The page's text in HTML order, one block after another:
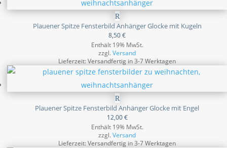
Plauener Spitze Fensterbild Anhänger Glocke mit Kugeln
8,50€
Enthält 19% MwSt.
zzgl.Versand
Lieferzeit: Versandfertig in 3-7 Werktagen
Plauener Spitze Fensterbild Anhänger Glocke mit Engel
12,00€
Enthält 19% MwSt.
zzgl.Versand
Lieferzeit: Versandfertig in 3-7 Werktagen